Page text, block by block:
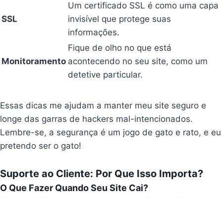
SSL
Um certificado SSL é como uma capa
invisível que protege suas
informações.
Monitoramento
Fique de olho no que está
acontecendo no seu site, como um
detetive particular.
Essas dicas me ajudam a manter meu site seguro e
longe das garras de hackers mal-intencionados.
Lembre-se, a segurança é um jogo de gato e rato, e eu
pretendo ser o gato!
Suporte ao Cliente: Por Que Isso Importa?
O Que Fazer Quando Seu Site Cai?